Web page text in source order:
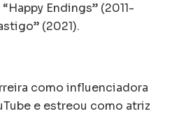
Endings” (2011-
(2021).
como influenciadora
e estreou como atriz